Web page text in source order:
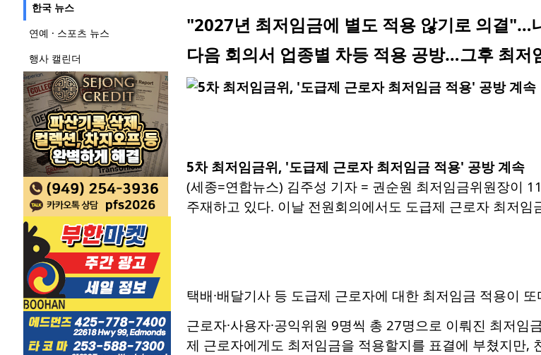
한국 뉴스
연예 · 스포츠 뉴스
행사 캘린더
"2027년 최저임금에 별도 적용 않기로 의결"…
다음 회의서 업종별 차등 적용 공방…그후 최저
5차 최저임금위, '도급제 근로자 최저임금 적용' 공방 계속
(세종=연합뉴스) 김주성 기자 = 권순원 최저임금위원장이
주재하고 있다. 이날 전원회의에서도 도급제 근로자 최저
택배·배달기사 등 도급제 근로자에 대한 최저임금 적용이
근로자·사용자·공익위원 9명씩 총 27명으로 이뤄진 최저
제 근로자에게도 최저임금을 적용할지를 표결에 부쳤지만,